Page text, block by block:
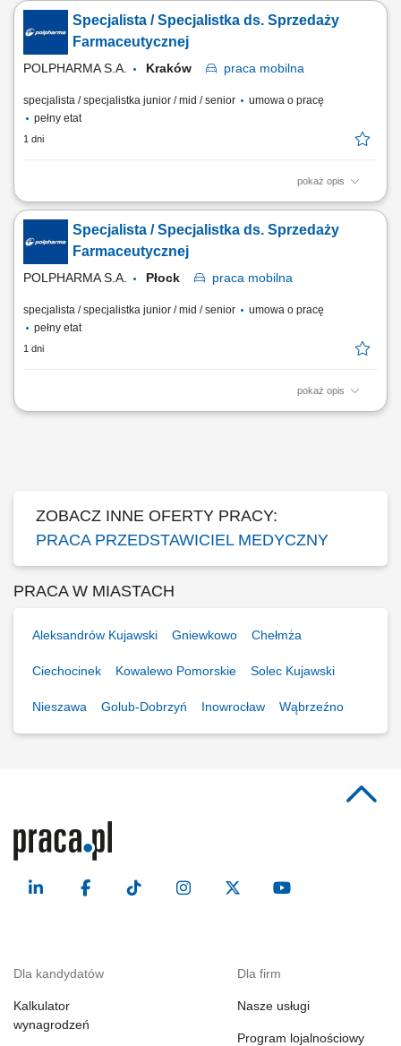
środowisku medycznym. Budowanie i utrzymywanie długofalowych
relacji z lekarzami na powierzonym terenie. Reprezentowanie
organizacji podczas spotkań branżowych, konferencji i wydarzeń
naukowych. Realizacja założonych celów...
Specjalista / Specjalistka ds. Sprzedaży
Farmaceutycznej
POLPHARMA S.A. Kraków praca mobilna
specjalista / specjalistka junior / mid / senior
umowa o pracę
pełny etat
1 dni
pokaż opis
Zakres obowiązków: Promowanie produktów z portfolio firmy w
środowisku medycznym. Budowanie i utrzymywanie długofalowych
relacji z lekarzami na powierzonym terenie. Reprezentowanie
organizacji podczas spotkań branżowych, konferencji i wydarzeń
naukowych. Realizacja założonych celów...
Specjalista / Specjalistka ds. Sprzedaży
Farmaceutycznej
POLPHARMA S.A. Płock praca mobilna
specjalista / specjalistka junior / mid / senior
umowa o pracę
pełny etat
1 dni
pokaż opis
Zakres obowiązków: Promowanie produktów z portfolio firmy w
ZOBACZ INNE OFERTY PRACY:
PRACA PRZEDSTAWICIEL MEDYCZNY
PRACA W MIASTACH
Aleksandrów Kujawski Gniewkowo Chełmża
Ciechocinek Kowalewo Pomorskie Solec Kujawski
Nieszawa Golub-Dobrzyń Inowrocław Wąbrzeźno
Dla kandydatów
Kalkulator
wynagrodzeń
Dla firm
Nasze usługi
Program lojalnościowy